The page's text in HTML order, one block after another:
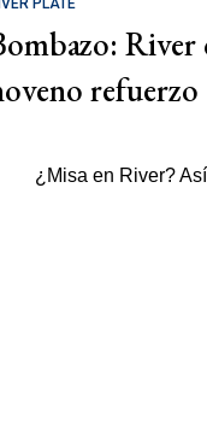
PLATE
River
refuerzo